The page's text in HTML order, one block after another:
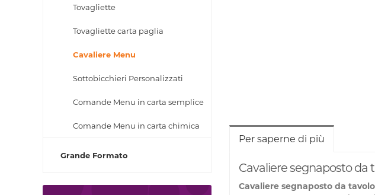
Tovagliette
Tovagliette carta paglia
Cavaliere Menu
Sottobicchieri Personalizzati
Comande Menu in carta semplice
Comande Menu in carta chimica
Grande Formato
Per saperne di più
Cavaliere segnaposto da
Cavaliere segnaposto da tavolo